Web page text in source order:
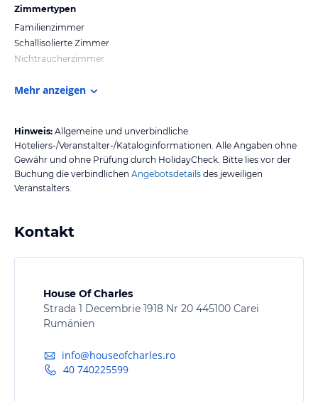
Zimmertypen
Familienzimmer
Schallisolierte Zimmer
Nichtraucherzimmer
Mehr anzeigen
Hinweis: Allgemeine und unverbindliche
Hoteliers-/Veranstalter-/Kataloginformationen. Alle Angaben ohne
Gewähr und ohne Prüfung durch HolidayCheck. Bitte lies vor der
Buchung die verbindlichen Angebotsdetails des jeweiligen
Veranstalters.
Kontakt
House Of Charles
Strada 1 Decembrie 1918 Nr 20 445100 Carei
Rumänien
info@houseofcharles.ro
40 740225599